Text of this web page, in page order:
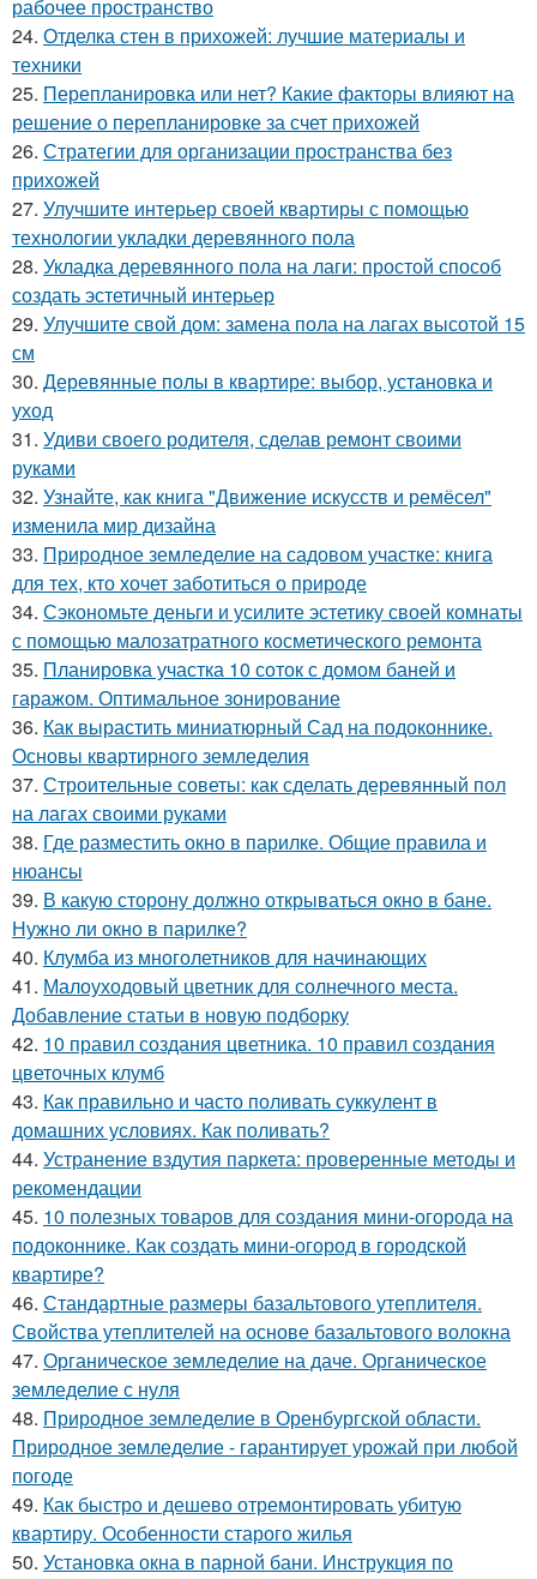
рабочее пространство
24. Отделка стен в прихожей: лучшие материалы и
техники
25. Перепланировка или нет? Какие факторы влияют на
решение о перепланировке за счет прихожей
26. Стратегии для организации пространства без
прихожей
27. Улучшите интерьер своей квартиры с помощью
технологии укладки деревянного пола
28. Укладка деревянного пола на лаги: простой способ
создать эстетичный интерьер
29. Улучшите свой дом: замена пола на лагах высотой 15
см
30. Деревянные полы в квартире: выбор, установка и
уход
31. Удиви своего родителя, сделав ремонт своими
руками
32. Узнайте, как книга "Движение искусств и ремёсел"
изменила мир дизайна
33. Природное земледелие на садовом участке: книга
для тех, кто хочет заботиться о природе
34. Сэкономьте деньги и усилите эстетику своей комнаты
с помощью малозатратного косметического ремонта
35. Планировка участка 10 соток с домом баней и
гаражом. Оптимальное зонирование
36. Как вырастить миниатюрный Сад на подоконнике.
Основы квартирного земледелия
37. Строительные советы: как сделать деревянный пол
на лагах своими руками
38. Где разместить окно в парилке. Общие правила и
нюансы
39. В какую сторону должно открываться окно в бане.
Нужно ли окно в парилке?
40. Клумба из многолетников для начинающих
41. Малоуходовый цветник для солнечного места.
Добавление статьи в новую подборку
42. 10 правил создания цветника. 10 правил создания
цветочных клумб
43. Как правильно и часто поливать суккулент в
домашних условиях. Как поливать?
44. Устранение вздутия паркета: проверенные методы и
рекомендации
45. 10 полезных товаров для создания мини-огорода на
подоконнике. Как создать мини-огород в городской
квартире?
46. Стандартные размеры базальтового утеплителя.
Свойства утеплителей на основе базальтового волокна
47. Органическое земледелие на даче. Органическое
земледелие с нуля
48. Природное земледелие в Оренбургской области.
Природное земледелие - гарантирует урожай при любой
погоде
49. Как быстро и дешево отремонтировать убитую
квартиру. Особенности старого жилья
50. Установка окна в парной бани. Инструкция по